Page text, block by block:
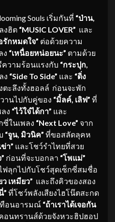
Souls เริ่มกันที่ “ป่าน,
งฮิต “MUSIC LOVER” และ
รักหมดใจ” ต่อด้วยความ
ง “เหนื่อยหน่อยนะ” ตามด้วย
ความร้อนแรงกับ “กระปุก,
ง “Side To Side” และ “ดิ่ง
ะลึงทั้งฮอลล์ ก่อนจะพัก
านไปกับคู่ของ “มิ้ลค์, เลิฟ” ที่
ง “ไว้ใจ๋ได้กา” และ
ซี่ในเพลง “Next Love” จาก
“จูน, มิวนิค” ที่ขอสลัดลุคห
า” และโชว์รำไทยที่สวย
ก่อนที่จะบอกลา “โพแม่”
ฟลุกไปกับโชว์สุดเซ็กซี่สมชื่อ
ว เหมียว” และถึงคิวของสอง
” ที่โชว์พลังเสียงไฮโน๊ตสะกด
ทือนอารมณ์ “ถ้าเราได้เจอกัน
อนทรานส์ด้วยจังหวะฮิปฮอป